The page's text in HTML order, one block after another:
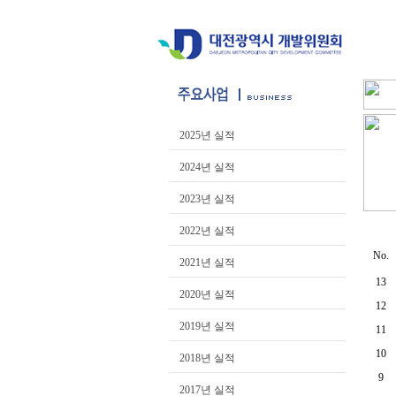
2025년 실적
2024년 실적
2023년 실적
2022년 실적
2021년 실적
2020년 실적
2019년 실적
2018년 실적
2017년 실적
No.
13
12
11
10
9